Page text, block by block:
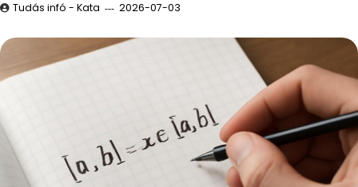
Tudás infó - Kata 2026-07-03